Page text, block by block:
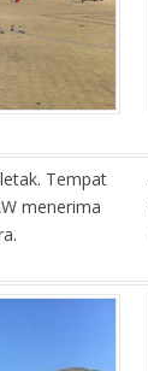
Tempat
menerima